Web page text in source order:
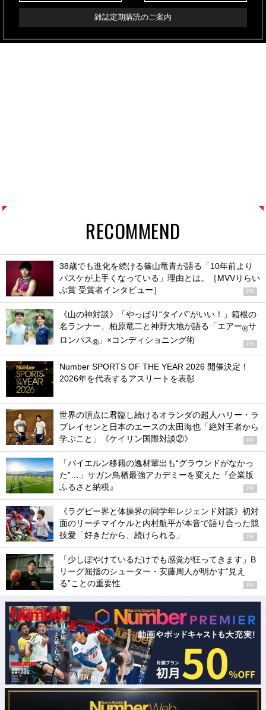
雑誌定期購読のご案内
RECOMMEND
38歳でも進化を続ける篠山竜青が語る「10年前より
バスケが上手くなっている」理由とは。［MVVりらい
ぶ賞 受賞者インタビュー］
PR
《山の神対談》「やっぱり“タイパ”がいい！」箱根の
名ランナー、柏原竜二と神野大地が語る「エアー®サ
ロンパス® 」×コンディショニング術 PR
Number SPORTS OF THE YEAR 2026 開催決定！
2026年を代表するアスリートを表彰
世界の頂点に君臨し続けるオランダの超人ハリー・ラ
ブレイセンと日本のエースの太田海也「絶対王者から
学ぶこと」《ケイリン国際対談②》
PR
「バイエルン移籍の逸材輩出も“グラウンドがなかっ
た”…」サガン鳥栖最強アカデミーを変えた『企業版
ふるさと納税』
PR
《ラグビー界と体操界の同学年レジェンド対談》初対
面のリーチマイケルと内村航平が本音で語り合った競
技愛「好きだから、続けられる」
PR
「少しぼやけているだけでも感覚が狂ってきます」B
リーグ屈指のシューター・安藤周人が明かす“見え
る”ことの重要性
PR